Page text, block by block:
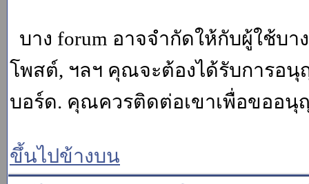
บาง forum อาจจำกัดให้กับผู้ใช้บ
โพสต์, ฯลฯ คุณจะต้องได้รับการอนุ
บอร์ด. คุณควรติดต่อเขาเพื่อขออนุ
ขึ้นไปข้างบน